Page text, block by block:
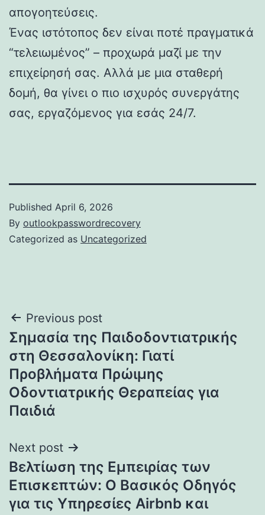
απογοητεύσεις.
Ένας ιστότοπος δεν είναι ποτέ πραγματικά
“τελειωμένος” – προχωρά μαζί με την
επιχείρησή σας. Αλλά με μια σταθερή
δομή, θα γίνει ο πιο ισχυρός συνεργάτης
σας, εργαζόμενος για εσάς 24/7.
Published April 6, 2026
By outlookpasswordrecovery
Categorized as Uncategorized
Post
navigation
Previous post
Σημασία της Παιδοδοντιατρικής
στη Θεσσαλονίκη: Γιατί
Προβλήματα Πρώιμης
Οδοντιατρικής Θεραπείας για
Παιδιά
Next post
Βελτίωση της Εμπειρίας των
Επισκεπτών: Ο Βασικός Οδηγός
για τις Υπηρεσίες Airbnb και